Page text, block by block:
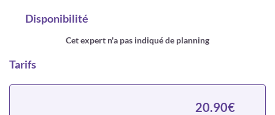
Disponibilité
Cet expert n'a pas indiqué de planning
Tarifs
20.90€